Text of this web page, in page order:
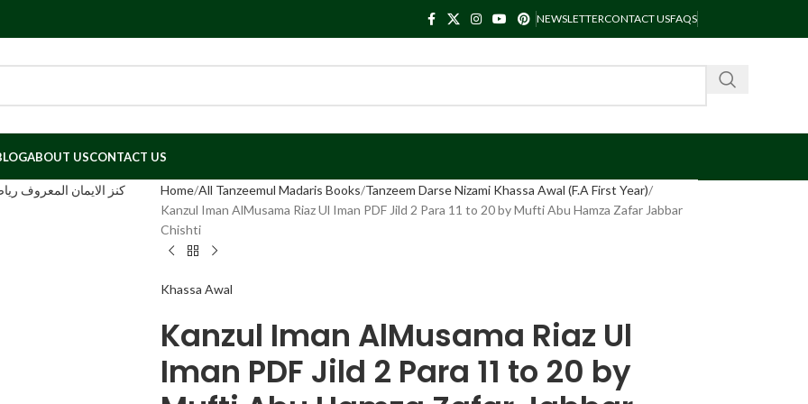
NEWSLETTERCONTACT USFAQS
ABOUT USCONTACT US
Home All Tanzeemul Madaris Books Tanzeem Darse Nizami Khassa Awal (F.A First Year)
Kanzul Iman AlMusama Riaz Ul Iman PDF Jild 2 Para 11 to 20 by Mufti Abu Hamza Zafar Jabbar
Chishti
Khassa Awal
Kanzul Iman AlMusama Riaz Ul
Iman PDF Jild 2 Para 11 to 20 by